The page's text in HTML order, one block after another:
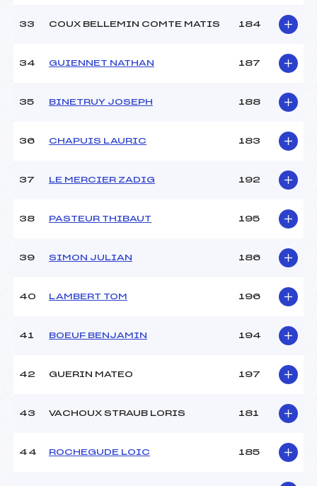
33 COUX BELLEMIN COMTE MATIS 184
34 GUIENNET NATHAN 187
35 BINETRUY JOSEPH 188
36 CHAPUIS LAURIC 183
37 LE MERCIER ZADIG 192
38 PASTEUR THIBAUT 195
39 SIMON JULIAN 186
40 LAMBERT TOM 196
41 BOEUF BENJAMIN 194
42 GUERIN MATEO 197
43 VACHOUX STRAUB LORIS 181
44 ROCHEGUDE LOIC 185